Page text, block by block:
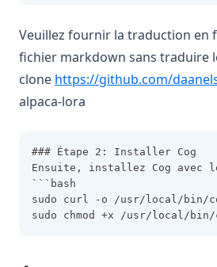
Veuillez fournir la traduction en
fichier markdown sans traduire
clone https://github.com/
alpaca-lora
### Étape 2: Installer Cog
Ensuite, installez Cog avec
```bash
sudo curl -o /usr/local/bin/
sudo chmod +x /usr/local/bin/